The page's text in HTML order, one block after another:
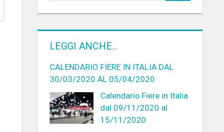
LEGGI ANCHE…
CALENDARIO FIERE IN ITALIA DAL
30/03/2020 AL 05/04/2020
Calendario Fiere in Italia
dal 09/11/2020 al
15/11/2020